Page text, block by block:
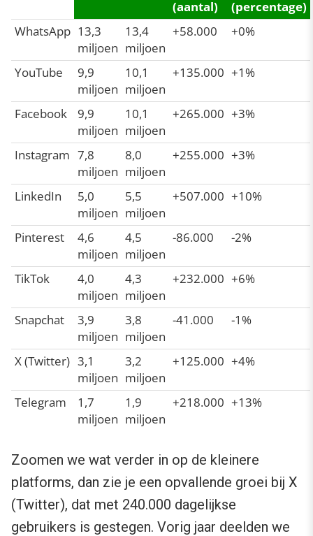
(aantal)
(percentage)
WhatsApp 13,3
miljoen
13,4
miljoen
+58.000 +0%
YouTube
9,9
miljoen
10,1
miljoen
+135.000 +1%
Facebook
9,9
miljoen
10,1
miljoen
+265.000 +3%
Instagram 7,8
miljoen
8,0
miljoen
+255.000 +3%
LinkedIn
5,0
miljoen
5,5
miljoen
+507.000 +10%
Pinterest
4,6
miljoen
4,5
miljoen
-86.000 -2%
TikTok
4,0
miljoen
4,3
miljoen
+232.000 +6%
Snapchat
3,9
miljoen
3,8
miljoen
-41.000 -1%
X (Twitter) 3,1
miljoen
3,2
miljoen
+125.000 +4%
Telegram
1,7
miljoen
1,9
miljoen
+218.000 +13%
Zoomen we wat verder in op de kleinere
platforms, dan zie je een opvallende groei bij X
(Twitter), dat met 240.000 dagelijkse
gebruikers is gestegen. Vorig jaar deelden we